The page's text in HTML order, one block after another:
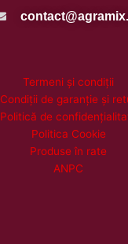
Termeni și condiții
Condiții de garanție și
Politică de
Politica Cookie
Produse în rate
ANPC